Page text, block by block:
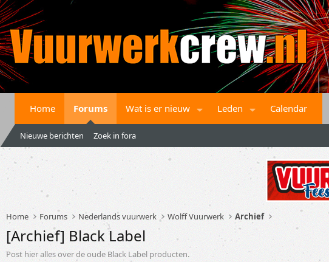
Home Forums Wat is er nieuw Leden Calendar
Nieuwe berichten Zoek in fora
Home Forums Nederlands vuurwerk Wolff Vuurwerk Archief
[Archief] Black Label
Post hier alles over de oude Black Label producten.